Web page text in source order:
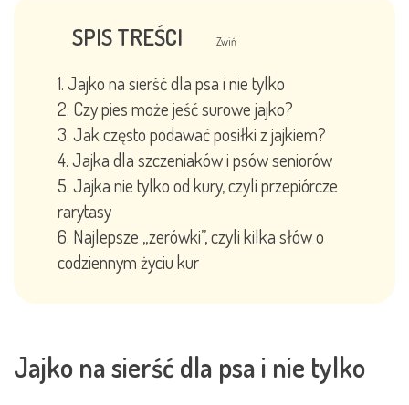
SPIS TREŚCI Zwiń
Jajko na sierść dla psa i nie tylko
Czy pies może jeść surowe jajko?
Jak często podawać posiłki z jajkiem?
Jajka dla szczeniaków i psów seniorów
Jajka nie tylko od kury, czyli przepiórcze
rarytasy
Najlepsze „zerówki”, czyli kilka słów o
codziennym życiu kur
Jajko na sierść dla psa i nie tylko